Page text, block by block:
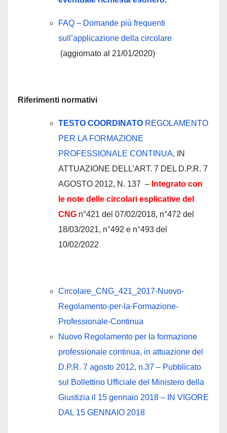
FAQ – Domande più frequenti
sull’applicazione della circolare
(aggiornato al 21/01/2020)
Riferimenti normativi
TESTO COORDINATO REGOLAMENTO
PER LA FORMAZIONE
PROFESSIONALE CONTINUA, IN
ATTUAZIONE DELL’ART. 7 DEL D.P.R. 7
AGOSTO 2012, N. 137 – Integrato con
le note delle circolari esplicative del
CNG n°421 del 07/02/2018, n°472 del
18/03/2021, n°492 e n°493 del
10/02/2022
Circolare_CNG_421_2017-Nuovo-
Regolamento-per-la-Formazione-
Professionale-Continua
Nuovo Regolamento per la formazione
professionale continua, in attuazione del
D.P.R. 7 agosto 2012, n.37 – Pubblicato
sul Bollettino Ufficiale del Ministero della
Giustizia il 15 gennaio 2018 – IN VIGORE
DAL 15 GENNAIO 2018